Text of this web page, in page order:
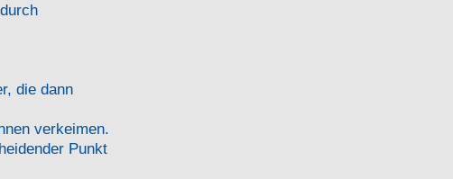
die dann
verkeimen.
Punkt